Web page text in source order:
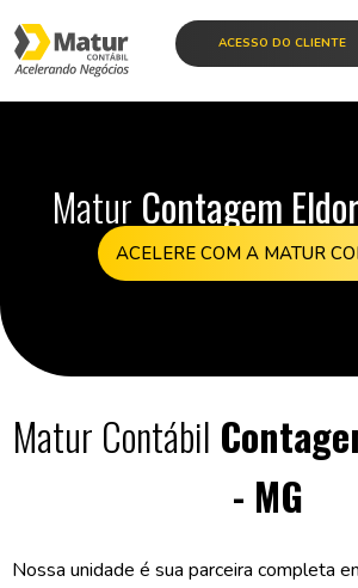
ACESSO DO CLIENTE
Matur Contagem
ACELERE COM A MATUR
Matur Contábil
- MG
Nossa unidade é sua parceira completa